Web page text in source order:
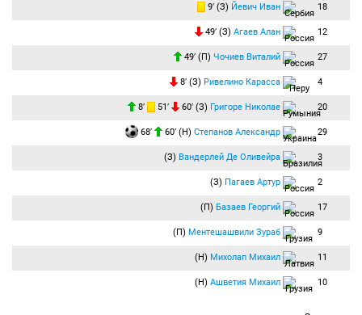
9′ (З) Йевич Иван 18
49′ (З) Агаев Алан 12
49′ (П) Чочиев Виталий 27
8′ (З) Ривелино Карасса 4
8′ 51′ 60′ (З) Григоре Николае 20
68′ 60′ (Н) Степанов Александр 29
(З) Вандерлей Де Оливейра 3
(З) Пагаев Артур 2
(П) Базаев Георгий 17
(П) Ментешашвили Зураб 9
(Н) Михолап Михаил 11
(Н) Ашветия Михаил 10